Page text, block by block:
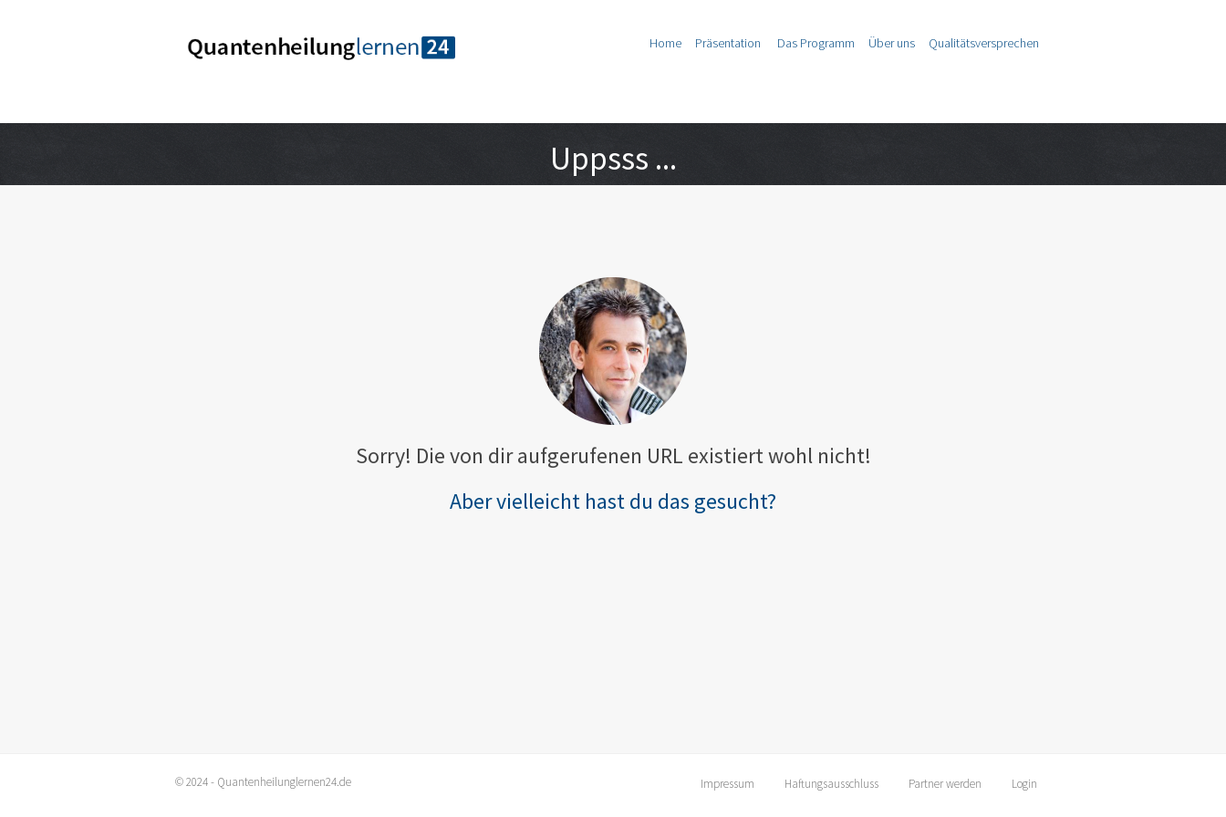
Home Präsentation Das Programm Über uns Qualitätsversprechen
Uppsss ...
Sorry! Die von dir aufgerufenen URL existiert wohl nicht!
Aber vielleicht hast du das gesucht?
Impressum Haftungsausschluss Partner werden Login
© 2024 - Quantenheilunglernen24.de